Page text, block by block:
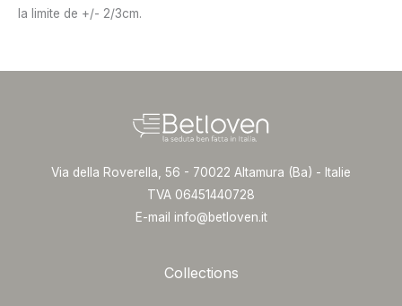
la limite de +/- 2/3cm.
Via della Roverella, 56 - 70022 Altamura (Ba) - Italie
TVA 06451440728
E-mail info@betloven.it
Collections